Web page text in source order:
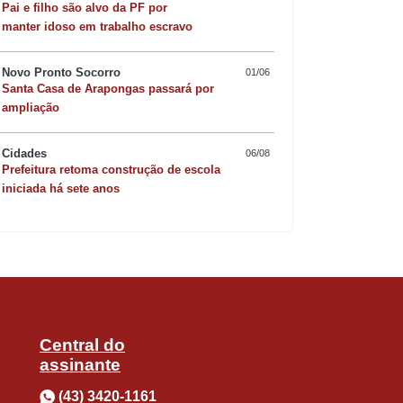
município, os apoiadores e
feira. Ele reforçou ainda que as
via online, pelo site
Em 2015 a prova teve a
risoto de camarão
Pai e filho são alvo da PF por
manter idoso em trabalho escravo
Novo Pronto Socorro 01/06
Santa Casa de Arapongas passará por
ampliação
Cidades 06/08
Prefeitura retoma construção de escola
iniciada há sete anos
Central do
assinante
(43) 3420-1161